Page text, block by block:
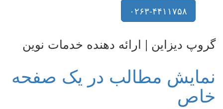
۰۲۶۳-۴۴۱۱۷۵۸
گروپ دیزاین | ارائه دهنده خدمات نوین
نمایش مطالب در یک صفحه
خاص